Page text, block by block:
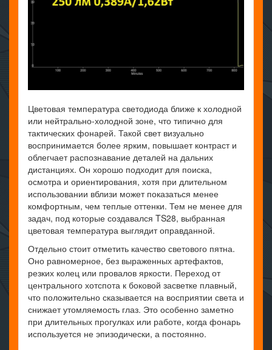
Цветовая температура светодиода ближе к холодной
или нейтрально-холодной зоне, что типично для
тактических фонарей. Такой свет визуально
воспринимается более ярким, повышает контраст и
облегчает распознавание деталей на дальних
дистанциях. Он хорошо подходит для поиска,
осмотра и ориентирования, хотя при длительном
использовании вблизи может показаться менее
комфортным, чем теплые оттенки. Тем не менее для
задач, под которые создавался TS28, выбранная
цветовая температура выглядит оправданной.
Отдельно стоит отметить качество светового пятна.
Оно равномерное, без выраженных артефактов,
резких колец или провалов яркости. Переход от
центрального хотспота к боковой засветке плавный,
что положительно сказывается на восприятии света и
снижает утомляемость глаз. Это особенно заметно
при длительных прогулках или работе, когда фонарь
используется не эпизодически, а постоянно.